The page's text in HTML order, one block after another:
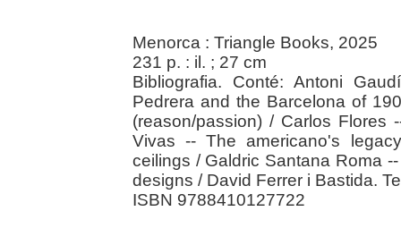
Menorca : Triangle Books, 2025
231 p. : il. ; 27 cm
Bibliografia. Conté: Antoni
Pedrera and the Barcelona of
(reason/passion) / Carlos
Vivas -- The americano's
ceilings / Galdric Santana Roma
designs / David Ferrer i Bastida.
ISBN 9788410127722